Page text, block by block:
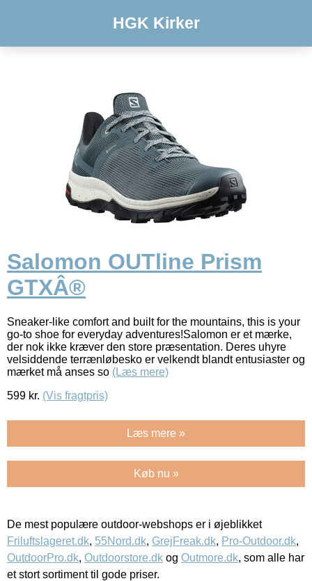
HGK Kirker
Salomon OUTline Prism
GTXÂ®
Sneaker-like comfort and built for the mountains, this is your
go-to shoe for everyday adventures!Salomon er et mærke,
der nok ikke kræver den store præsentation. Deres uhyre
velsiddende terrænløbesko er velkendt blandt entusiaster og
mærket må anses so (Læs mere)
599 kr. (Vis fragtpris)
Læs mere »
Køb nu »
De mest populære outdoor-webshops er i øjeblikket
Friluftslageret.dk, 55Nord.dk, GrejFreak.dk, Pro-Outdoor.dk,
OutdoorPro.dk, Outdoorstore.dk og Outmore.dk, som alle har
et stort sortiment til gode priser.